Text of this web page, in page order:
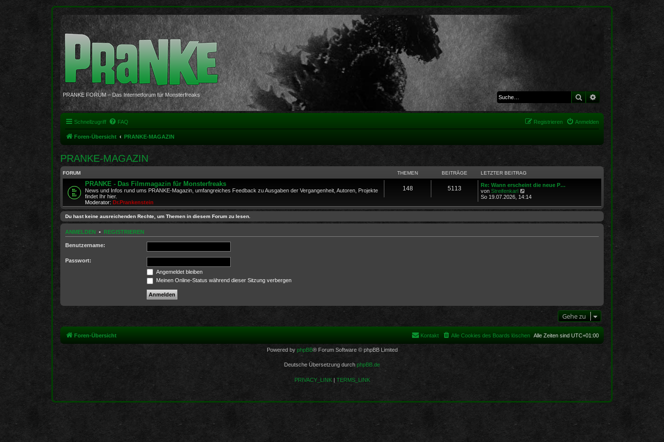
PRANKE FORUM – Das Internetforum für Monsterfreaks Suche Erweiterte Suche
Schnellzugriff FAQ Anmelden
Registrieren
Foren-Übersicht PRANKE-MAGAZIN
PRANKE-MAGAZIN
FORUM THEMEN BEITRÄGE LETZTER BEITRAG
PRANKE - Das Filmmagazin für Monsterfreaks
News und Infos rund ums PRANKE-Magazin, umfangreiches Feedback zu Ausgaben der Vergangenheit, Autoren, Projekte
findet Ihr hier.
Moderator: Dr.Prankenstein
148 5113
Re: Wann erscheint die neue P…
von Streifenkarl
e
e
B
So 19.07.2026, 14:14
Du hast keine ausreichenden Rechte, um Themen in diesem Forum zu lesen.
ANMELDEN • REGISTRIEREN
Benutzername:
Passwort:
Angemeldet bleiben
Meinen Online-Status während dieser Sitzung verbergen
Gehe zu
Foren-Übersicht Alle Zeiten sind UTC+01:00
Alle Cookies des Boards löschen
Kontakt
Powered by phpBB® Forum Software © phpBB Limited
Deutsche Übersetzung durch phpBB.de
PRIVACY_LINK| TERMS_LINK